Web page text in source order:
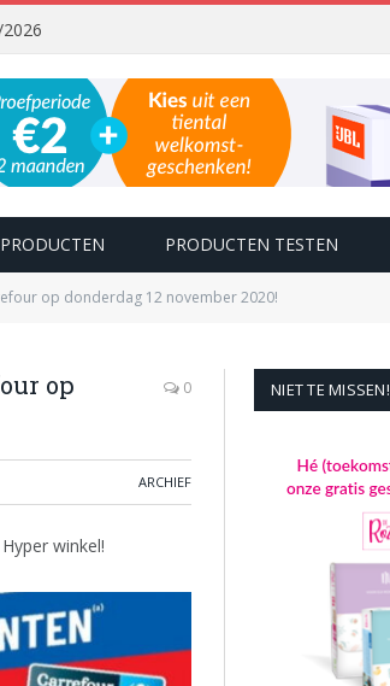
PRODUCTEN TESTEN
op donderdag 12 november 2020!
op
0
ARCHIEF
winkel!
NIET TE MISSEN!